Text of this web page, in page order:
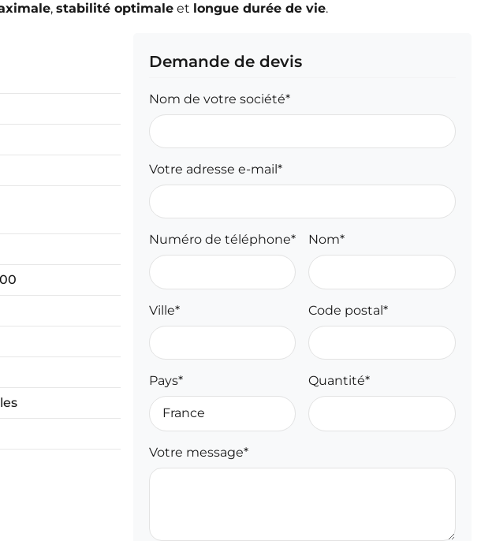
, stabilité optimale et longue durée de vie.
Demande de devis
Nom de votre société*
Votre adresse e-mail*
Numéro de téléphone* Nom*
Ville* Code postal*
Pays* Quantité*
Votre message*